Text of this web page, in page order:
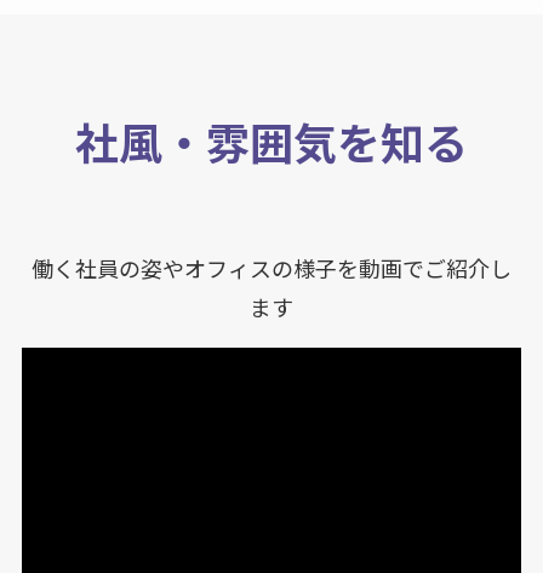
社風・雰囲気を知る
働く社員の姿やオフィスの様子を動画でご紹介し
ます